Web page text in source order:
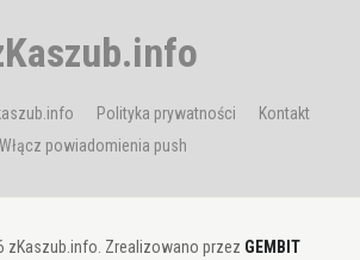
Polityka prywatności
Kontakt
Włącz powiadomienia push
zKaszub.info. Zrealizowano przez GEMBIT